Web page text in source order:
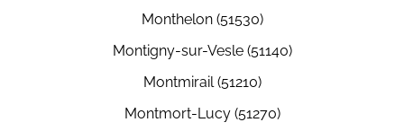
Monthelon (51530)
Montigny-sur-Vesle (51140)
Montmirail (51210)
Montmort-Lucy (51270)